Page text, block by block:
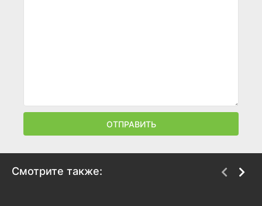
ОТПРАВИТЬ
Смотрите также: